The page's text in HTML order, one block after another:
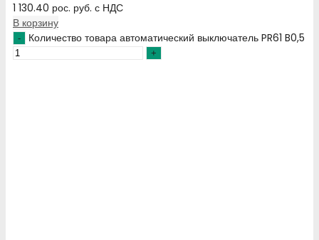
1 130.40 рос. руб. с НДС
В корзину
Количество товара автоматический выключатель PR61 B0,5